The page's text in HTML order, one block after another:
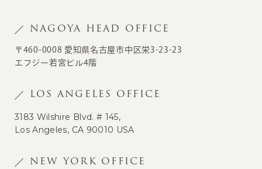
NAGOYA HEAD OFFICE
〒460-0008 愛知県名古屋市中区栄3-23-23
エフジー若宮ビル4階
LOS ANGELES OFFICE
3183 Wilshire Blvd. # 145,
Los Angeles, CA 90010 USA
NEW YORK OFFICE